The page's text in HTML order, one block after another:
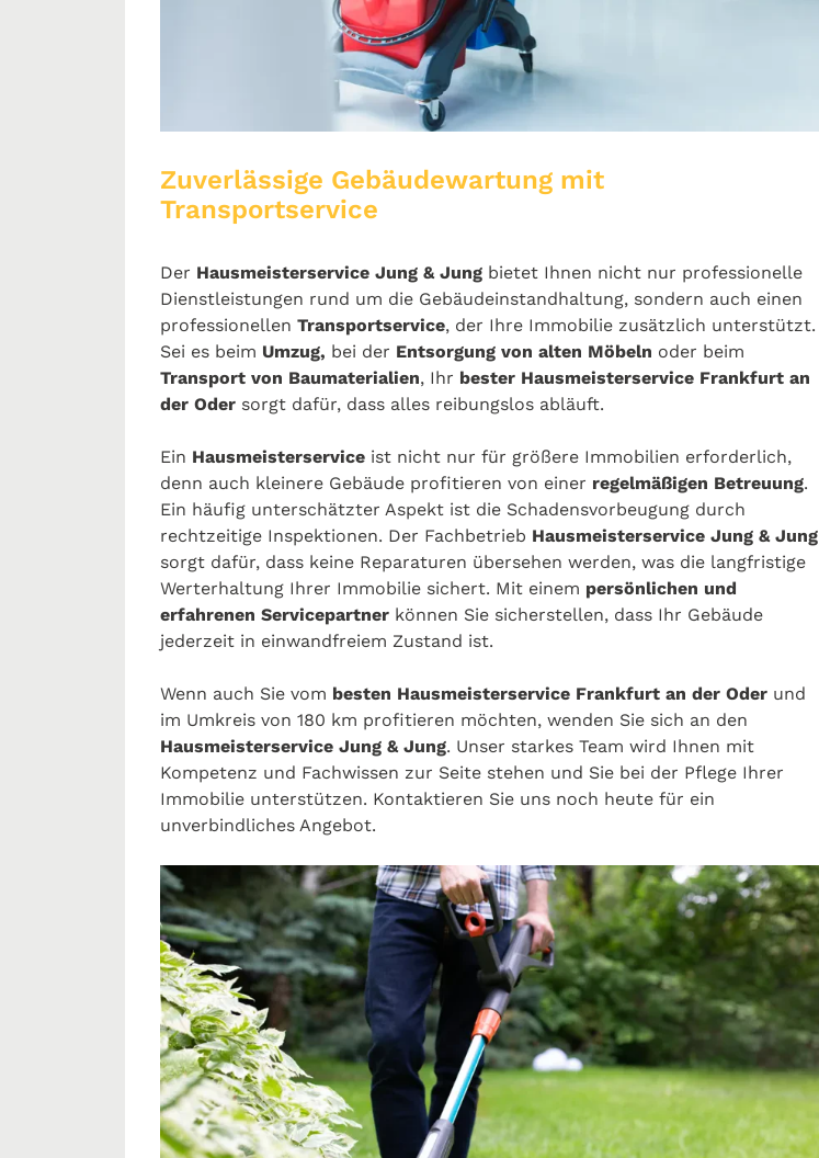
Zuverlässige Gebäudewartung mit
Transportservice
Der Hausmeisterservice Jung & Jung bietet Ihnen nicht nur professionelle
Dienstleistungen rund um die Gebäudeinstandhaltung, sondern auch einen
professionellen Transportservice, der Ihre Immobilie zusätzlich unterstützt.
Sei es beim Umzug, bei der Entsorgung von alten Möbeln oder beim
Transport von Baumaterialien, Ihr bester Hausmeisterservice Frankfurt an
der Oder sorgt dafür, dass alles reibungslos abläuft.
Ein Hausmeisterservice ist nicht nur für größere Immobilien erforderlich,
denn auch kleinere Gebäude profitieren von einer regelmäßigen Betreuung.
Ein häufig unterschätzter Aspekt ist die Schadensvorbeugung durch
rechtzeitige Inspektionen. Der Fachbetrieb Hausmeisterservice Jung & Jung
sorgt dafür, dass keine Reparaturen übersehen werden, was die langfristige
Werterhaltung Ihrer Immobilie sichert. Mit einem persönlichen und
erfahrenen Servicepartner können Sie sicherstellen, dass Ihr Gebäude
jederzeit in einwandfreiem Zustand ist.
Wenn auch Sie vom besten Hausmeisterservice Frankfurt an der Oder und
im Umkreis von 180 km profitieren möchten, wenden Sie sich an den
Hausmeisterservice Jung & Jung. Unser starkes Team wird Ihnen mit
Kompetenz und Fachwissen zur Seite stehen und Sie bei der Pflege Ihrer
Immobilie unterstützen. Kontaktieren Sie uns noch heute für ein
unverbindliches Angebot.